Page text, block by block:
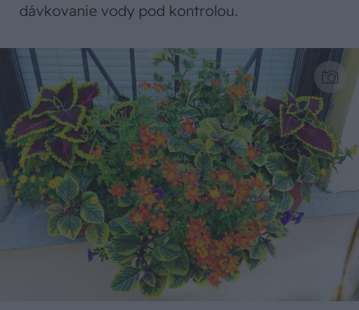
dávkovanie vody pod kontrolou.